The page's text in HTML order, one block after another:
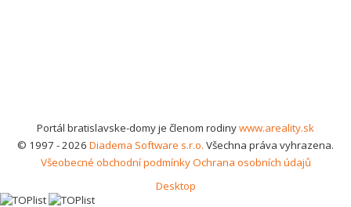
Portál bratislavske-domy je členom rodinywww.areality.sk
© 1997 - 2026 Diadema Software s.r.o. Všechna práva vyhrazena.
Všeobecné obchodní podmínkyOchrana osobních údajů
Desktop